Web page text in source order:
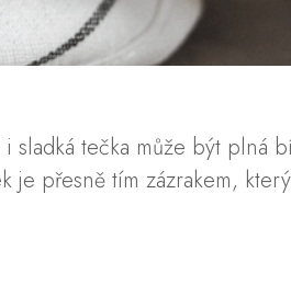
i sladká tečka může být
je přesně tím zázrakem,